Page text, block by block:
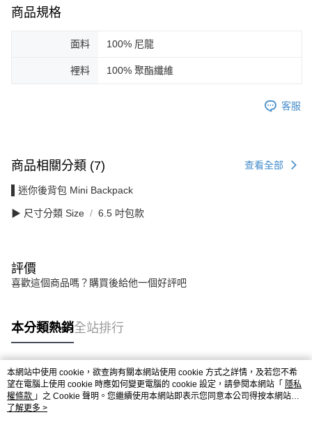
商品規格
面料 100% 尼龍
裡料 100% 聚酯纖維
客服
商品相關分類 (7) 查看全部
▌迷你後背包 Mini Backpack
▶ 尺寸分類 Size 6.5 吋包款
評價
喜歡這個商品嗎？購買後給他一個好評吧
本分類熱銷全站排行
熱門標籤
本網站中使用 cookie，欲查詢有關本網站使用 cookie 方式之詳情，及若您不希
望在電腦上使用 cookie 時應如何變更電腦的 cookie 設定，請參閱本網站「 隱私
權條款 」之 Cookie 聲明。您繼續使用本網站即表示您同意本公司得按本網站使
用條款之 Cookie 聲明使用 cookie。
了解更多 >